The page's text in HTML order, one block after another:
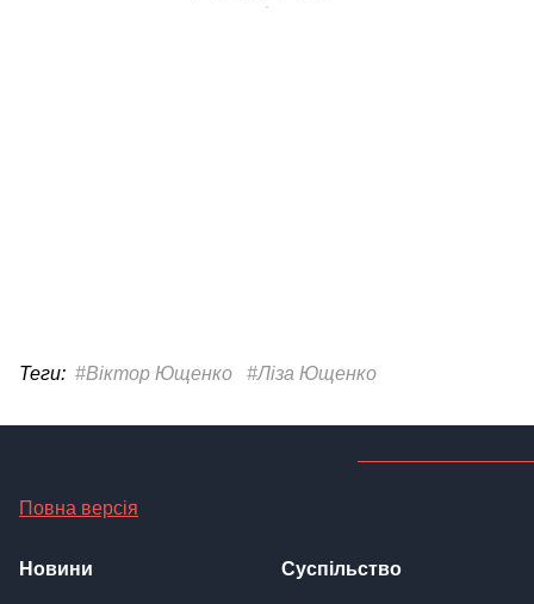
Теги: #Віктор Ющенко #Ліза Ющенко
Повна версія
Новини Суспільство